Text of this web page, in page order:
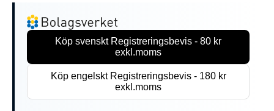
Köp svenskt Registreringsbevis - 80 kr
exkl.moms
Köp engelskt Registreringsbevis - 180 kr
exkl.moms